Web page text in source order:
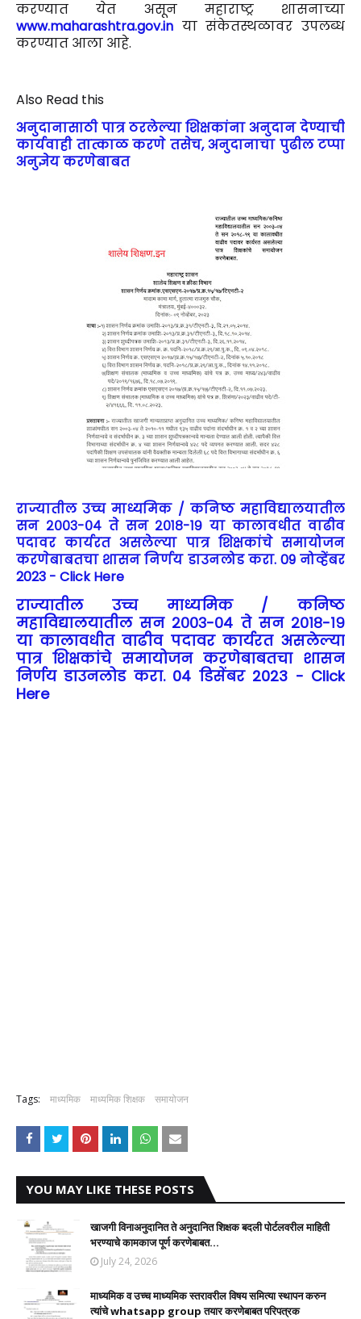
करण्यात येत असून महाराष्ट्र शासनाच्या
www.maharashtra.gov.in या संकेतस्थळावर उपलब्ध
करण्यात आला आहे.
Also Read this
अनुदानासाठी पात्र ठरलेल्या शिक्षकांना अनुदान देण्याची
कार्यवाही तात्काळ करणे तसेच, अनुदानाचा पुढील टप्पा
अनुज्ञेय करणेबाबत
राज्यातील उच्च माध्यमिक / कनिष्ठ महाविद्यालयातील
सन २००३-०४ ते सन २०१८-१९ या कालावधीत वाढीव
पदावर कार्यरत असलेल्या पात्र शिक्षकांचे समायोजन
करणेबाबतचा शासन निर्णय डाउनलोड करा. 09 नोव्हेंबर
2023 - Click Here
राज्यातील उच्च माध्यमिक / कनिष्ठ
महाविद्यालयातील सन २००३-०४ ते सन २०१८-१९
या कालावधीत वाढीव पदावर कार्यरत असलेल्या
पात्र शिक्षकांचे समायोजन करणेबाबतचा शासन
निर्णय डाउनलोड करा. 04 डिसेंबर 2023 - Click
Here
Tags: माध्यमिक माध्यमिक शिक्षक समायोजन
YOU MAY LIKE THESE POSTS
खाजगी विनाअनुदानित ते अनुदानित शिक्षक बदली पोर्टलवरील माहिती
भरण्याचे कामकाज पूर्ण करणेबाबत...
July 24, 2026
माध्यमिक व उच्च माध्यमिक स्तरावरील विषय समित्या स्थापन करुन
त्यांचे whatsapp group तयार करणेबाबत परिपत्रक